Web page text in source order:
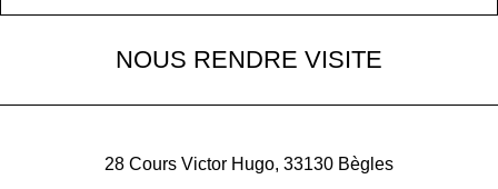
NOUS RENDRE VISITE
28 Cours Victor Hugo, 33130 Bègles